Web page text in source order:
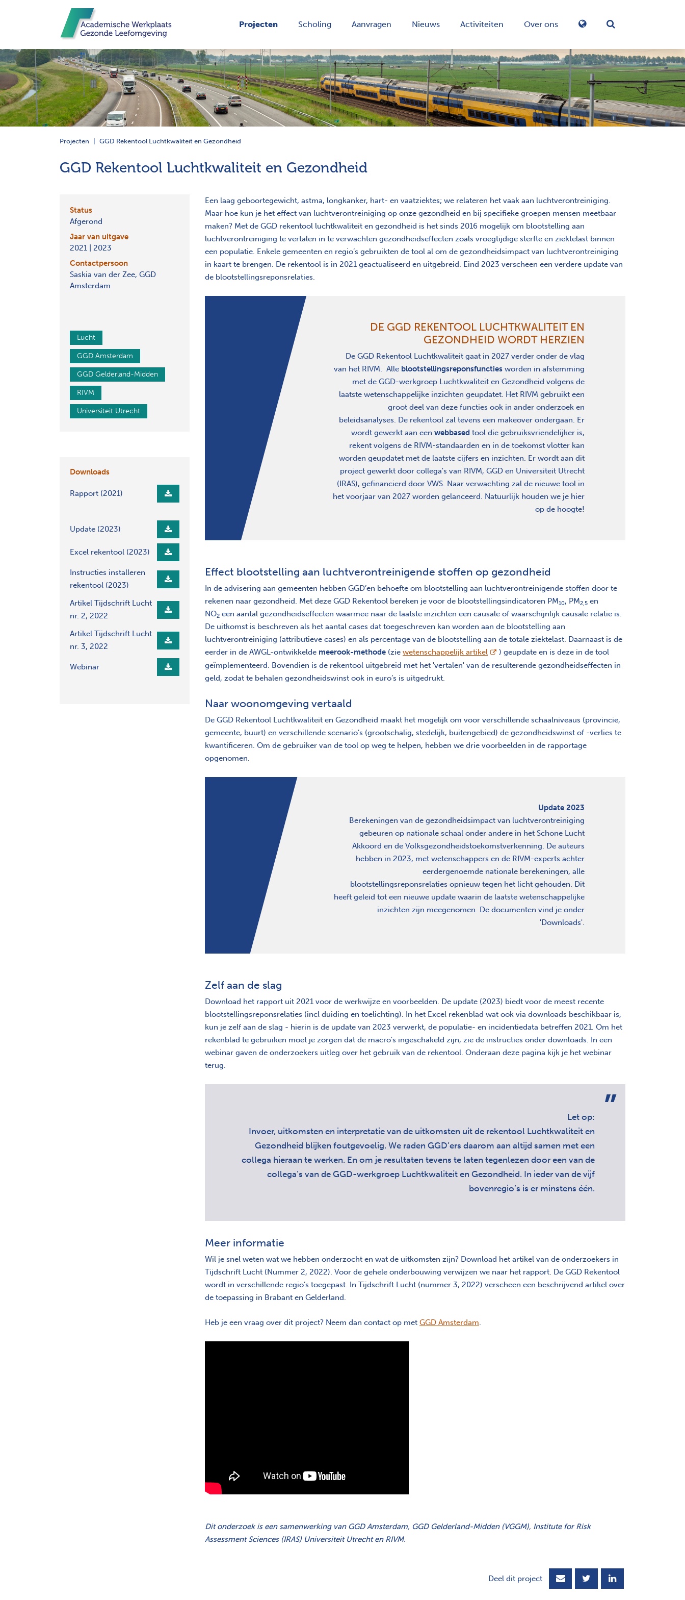
Projecten Scholing Aanvragen Nieuws Activiteiten
Over ons
Projecten GGD Rekentool Luchtkwaliteit en Gezondheid
GGD Rekentool Luchtkwaliteit en Gezondheid
Status
Afgerond
Jaar van uitgave
2021 | 2023
Contactpersoon
Saskia van der Zee, GGD
Amsterdam
Lucht
GGD Amsterdam
GGD Gelderland-Midden
RIVM
Universiteit Utrecht
Downloads
Rapport (2021)
Update (2023)
Excel rekentool (2023)
Instructies installeren
rekentool (2023)
Artikel Tijdschrift Lucht
nr. 2, 2022
Artikel Tijdschrift Lucht
nr. 3, 2022
Webinar
Een laag geboortegewicht, astma, longkanker, hart- en vaatziektes; we relateren het vaak aan luchtverontreiniging.
Maar hoe kun je het effect van luchtverontreiniging op onze gezondheid en bij specifieke groepen mensen meetbaar
maken? Met de GGD rekentool luchtkwaliteit en gezondheid is het sinds 2016 mogelijk om blootstelling aan
luchtverontreiniging te vertalen in te verwachten gezondheidseffecten zoals vroegtijdige sterfte en ziektelast binnen
een populatie. Enkele gemeenten en regio’s gebruikten de tool al om de gezondheidsimpact van luchtverontreiniging
in kaart te brengen. De rekentool is in 2021 geactualiseerd en uitgebreid. Eind 2023 verscheen een verdere update van
de blootstellingsreponsrelaties.
DE GGD REKENTOOL LUCHTKWALITEIT EN
GEZONDHEID WORDT HERZIEN
De GGD Rekentool Luchtkwaliteit gaat in 2027 verder onder de vlag
van het RIVM. Alle blootstellingsreponsfuncties worden in afstemming
met de GGD-werkgroep Luchtkwaliteit en Gezondheid volgens de
laatste wetenschappelijke inzichten geupdatet. Het RIVM gebruikt een
groot deel van deze functies ook in ander onderzoek en
beleidsanalyses. De rekentool zal tevens een makeover ondergaan. Er
wordt gewerkt aan een webbased tool die gebruiksvriendelijker is,
rekent volgens de RIVM-standaarden en in de toekomst vlotter kan
worden geupdatet met de laatste cijfers en inzichten. Er wordt aan dit
project gewerkt door collega's van RIVM, GGD en Universiteit Utrecht
(IRAS), gefinancierd door VWS. Naar verwachting zal de nieuwe tool in
het voorjaar van 2027 worden gelanceerd. Natuurlijk houden we je hier
op de hoogte!
Effect blootstelling aan luchtverontreinigende stoffen op gezondheid
In de advisering aan gemeenten hebben GGD’en behoefte om blootstelling aan luchtverontreinigende stoffen door te
rekenen naar gezondheid. Met deze GGD Rekentool bereken je voor de blootstellingsindicatoren PM10, PM2,5 en
NO2 een aantal gezondheidseffecten waarmee naar de laatste inzichten een causale of waarschijnlijk causale relatie is.
De uitkomst is beschreven als het aantal cases dat toegeschreven kan worden aan de blootstelling aan
luchtverontreiniging (attributieve cases) en als percentage van de blootstelling aan de totale ziektelast. Daarnaast is de
eerder in de AWGL-ontwikkelde meerook-methode (zie wetenschappelijk artikel opent nieuw scherm
) geupdate en is deze in de tool
geïmplementeerd. Bovendien is de rekentool uitgebreid met het 'vertalen' van de resulterende gezondheidseffecten in
geld, zodat te behalen gezondheidswinst ook in euro’s is uitgedrukt.
Naar woonomgeving vertaald
De GGD Rekentool Luchtkwaliteit en Gezondheid maakt het mogelijk om voor verschillende schaalniveaus (provincie,
gemeente, buurt) en verschillende scenario’s (grootschalig, stedelijk, buitengebied) de gezondheidswinst of -verlies te
kwantificeren. Om de gebruiker van de tool op weg te helpen, hebben we drie voorbeelden in de rapportage
opgenomen.
Update 2023
Berekeningen van de gezondheidsimpact van luchtverontreiniging
gebeuren op nationale schaal onder andere in het Schone Lucht
Akkoord en de Volksgezondheidstoekomstverkenning. De auteurs
hebben in 2023, met wetenschappers en de RIVM-experts achter
eerdergenoemde nationale berekeningen, alle
blootstellingsreponsrelaties opnieuw tegen het licht gehouden. Dit
heeft geleid tot een nieuwe update waarin de laatste wetenschappelijke
inzichten zijn meegenomen. De documenten vind je onder
'Downloads'.
Zelf aan de slag
Download het rapport uit 2021 voor de werkwijze en voorbeelden. De update (2023) biedt voor de meest recente
blootstellingsreponsrelaties (incl duiding en toelichting). In het Excel rekenblad wat ook via downloads beschikbaar is,
kun je zelf aan de slag - hierin is de update van 2023 verwerkt, de populatie- en incidentiedata betreffen 2021. Om het
rekenblad te gebruiken moet je zorgen dat de macro's ingeschakeld zijn, zie de instructies onder downloads. In een
webinar gaven de onderzoekers uitleg over het gebruik van de rekentool. Onderaan deze pagina kijk je het webinar
terug.
Let op:
Invoer, uitkomsten en interpretatie van de uitkomsten uit de rekentool Luchtkwaliteit en
Gezondheid blijken foutgevoelig. We raden GGD’ers daarom aan altijd samen met een
collega hieraan te werken. En om je resultaten tevens te laten tegenlezen door een van de
collega’s van de GGD-werkgroep Luchtkwaliteit en Gezondheid. In ieder van de vijf
bovenregio’s is er minstens één.
Meer informatie
Wil je snel weten wat we hebben onderzocht en wat de uitkomsten zijn? Download het artikel van de onderzoekers in
Tijdschrift Lucht (Nummer 2, 2022). Voor de gehele onderbouwing verwijzen we naar het rapport. De GGD Rekentool
wordt in verschillende regio’s toegepast. In Tijdschrift Lucht (nummer 3, 2022) verscheen een beschrijvend artikel over
de toepassing in Brabant en Gelderland.
Heb je een vraag over dit project? Neem dan contact op met GGD Amsterdam.
Dit onderzoek is een samenwerking van GGD Amsterdam, GGD Gelderland-Midden (VGGM), Institute for Risk
Assessment Sciences (IRAS) Universiteit Utrecht en RIVM.
Deel dit project